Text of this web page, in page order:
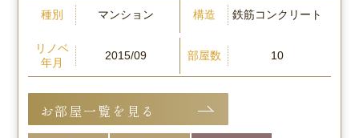
種別 マンション 構造 鉄筋コンクリート
リノベ
年月
2015/09 部屋数 10
お部屋一覧を見る